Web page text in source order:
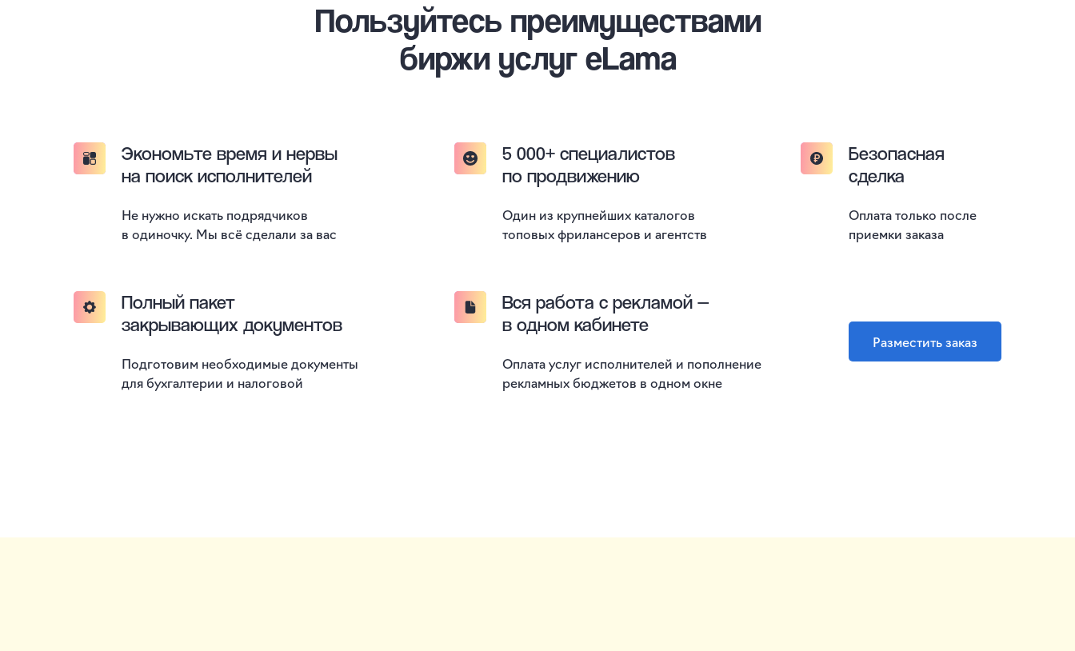
Пользуйтесь преимуществами
биржи услуг eLama
Безопасная
сделка
Оплата только после
приемки заказа
Экономьте время и нервы
на поиск исполнителей
Не нужно искать подрядчиков
в одиночку. Мы всё сделали за вас
5 000+ специалистов
по продвижению
Один из крупнейших каталогов
топовых фрилансеров и агентств
Разместить заказ
Полный пакет
закрывающих документов
Подготовим необходимые документы
для бухгалтерии и налоговой
Вся работа с рекламой —
в одном кабинете
Оплата услуг исполнителей и пополнение
рекламных бюджетов в одном окне